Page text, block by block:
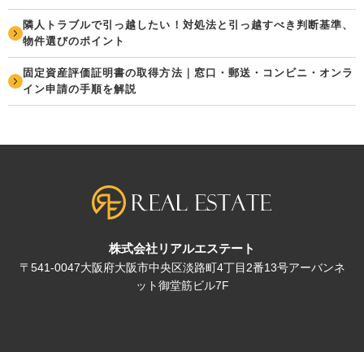
隣人トラブルで引っ越したい！対処法と引っ越すべき判断基準、
物件選びのポイント
固定資産評価証明書の取得方法｜窓口・郵送・コンビニ・オンラ
イン申請の手順を解説
株式会社リアルエステート
〒541-0047大阪府大阪市中央区淡路町4丁目2番13号アーバンネ
ット御堂筋ビル7F